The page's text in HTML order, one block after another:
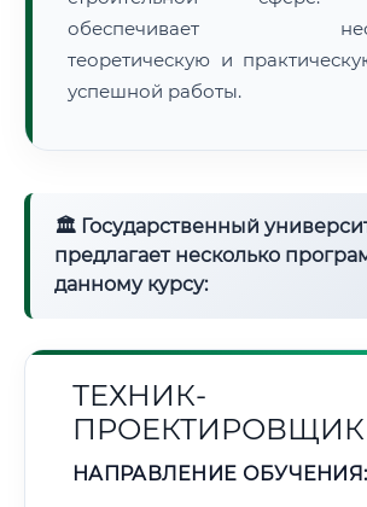
обеспечивает
теоретическую и
успешной работы.
🏛 Государственный
предлагает несколько
данному курсу:
ТЕХНИК-
ПРОЕКТИРОВЩИК
НАПРАВЛЕНИЕ ОБУЧЕНИЯ: